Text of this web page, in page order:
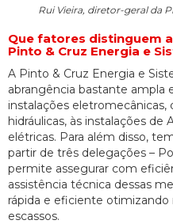
Rui Vieira, diretor-geral da
Que fatores distinguem
Pinto & Cruz Energia e
A Pinto & Cruz Energia e
abrangência bastante ampla
instalações eletromecânicas,
hidráulicas, às instalações de
elétricas. Para além disso,
partir de três delegações –
permite assegurar com
assistência técnica dessas
rápida e eficiente otimizando
escassos.